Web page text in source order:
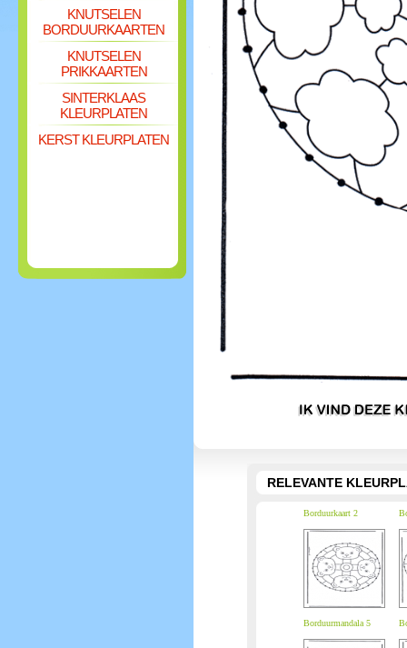
KNUTSELEN
BORDUURKAARTEN
KNUTSELEN
PRIKKAARTEN
SINTERKLAAS
KLEURPLATEN
KERST KLEURPLATEN
RELEVANTE
Borduurkaart 2
Borduurmandala 5